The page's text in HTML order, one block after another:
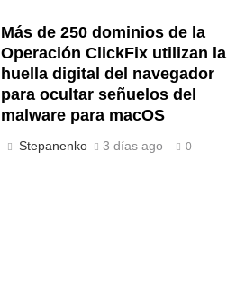
Más de 250 dominios de la
Operación ClickFix utilizan la
huella digital del navegador
para ocultar señuelos del
malware para macOS
Stepanenko 3 días ago 0